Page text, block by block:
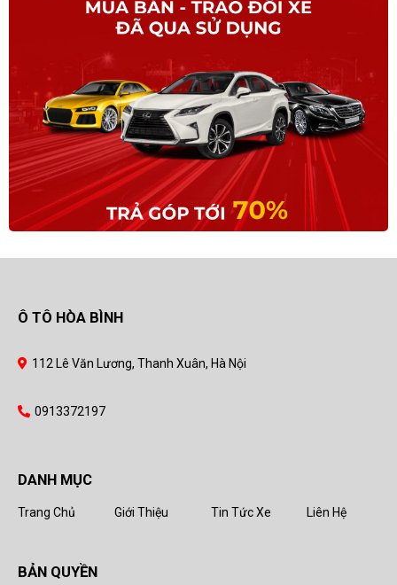
Ô TÔ HÒA BÌNH
112 Lê Văn Lương, Thanh Xuân, Hà Nội
0913372197
DANH MỤC
Trang Chủ Giới Thiệu Tin Tức Xe Liên Hệ
BẢN QUYỀN